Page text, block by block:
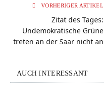
VORHERIGER ARTIKEL
Zitat des Tages:
Undemokratische Grüne
treten an der Saar nicht an
AUCH INTERESSANT